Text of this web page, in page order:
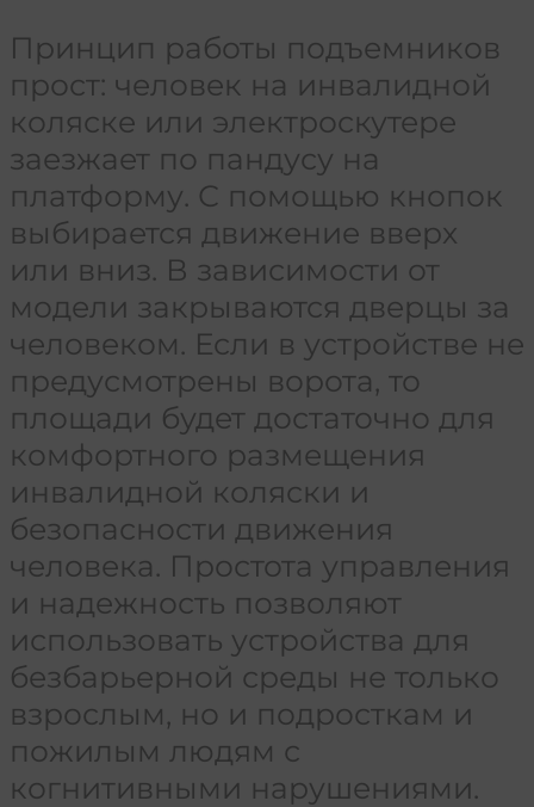
Принцип работы подъемников
прост: человек на инвалидной
коляске или электроскутере
заезжает по пандусу на
платформу. С помощью кнопок
выбирается движение вверх
или вниз. В зависимости от
модели закрываются дверцы за
человеком. Если в устройстве не
предусмотрены ворота, то
площади будет достаточно для
комфортного размещения
инвалидной коляски и
безопасности движения
человека. Простота управления
и надежность позволяют
использовать устройства для
безбарьерной среды не только
взрослым, но и подросткам и
пожилым людям с
когнитивными нарушениями.